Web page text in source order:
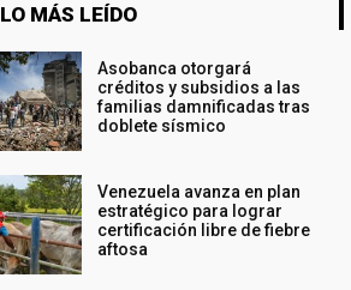
LO MÁS LEÍDO
Asobanca otorgará
créditos y subsidios a las
familias damnificadas tras
doblete sísmico
Venezuela avanza en plan
estratégico para lograr
certificación libre de fiebre
aftosa